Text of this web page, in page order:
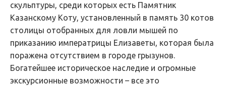
скульптуры, среди которых есть Памятник
Казанскому Коту, установленный в память 30 котов
столицы отобранных для ловли мышей по
приказанию императрицы Елизаветы, которая была
поражена отсутствием в городе грызунов.
Богатейшее историческое наследие и огромные
экскурсионные возможности – все это